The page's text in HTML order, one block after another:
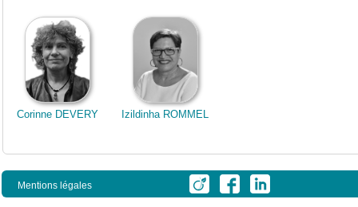
Corinne DEVERY Izildinha ROMMEL
Mentions légales